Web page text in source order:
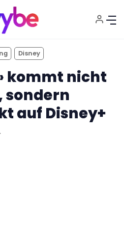
Disney
kommt nicht
sondern
auf Disney+